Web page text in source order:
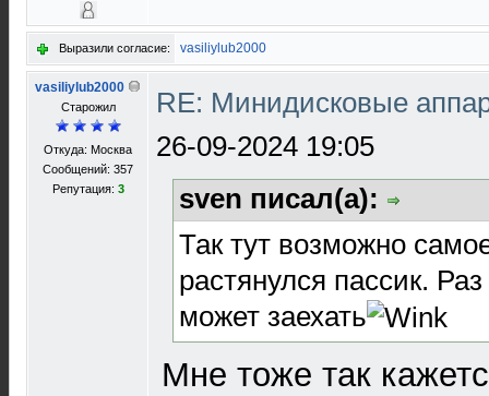
Выразили согласие: vasiliylub2000
vasiliylub2000
Старожил
Откуда: Москва
Сообщений: 357
Репутация: 3
RE: Минидисковые
26-09-2024 19:05
sven писал(а):
Так тут возможно
растянулся пассик.
может заехать
Мне тоже так